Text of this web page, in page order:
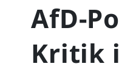
AfD-
Kritik